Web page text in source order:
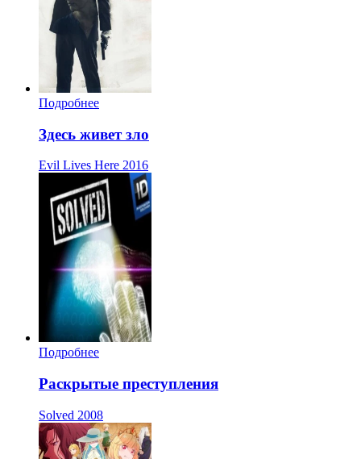
Подробнее
Здесь живет зло
Evil Lives Here 2016
Подробнее
Раскрытые преступления
Solved 2008